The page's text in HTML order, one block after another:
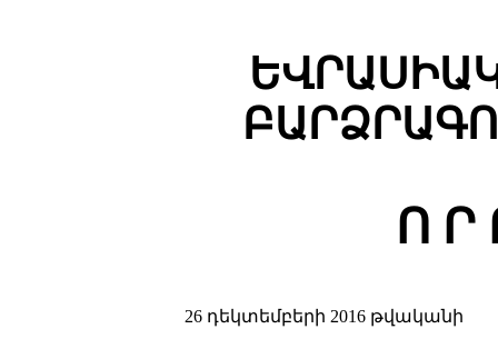
Ո Ր
26 դեկտեմբերի 2016 թվականի